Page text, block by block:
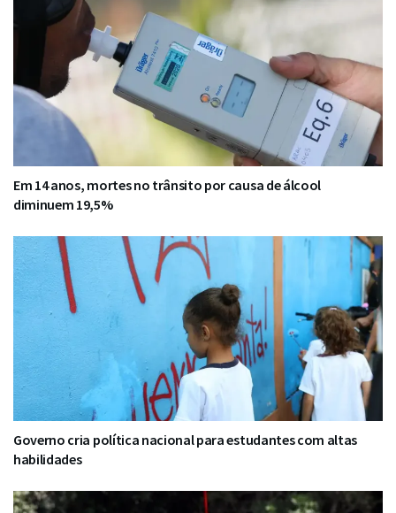
Em 14 anos, mortes no trânsito por causa de álcool
diminuem 19,5%
Governo cria política nacional para estudantes com altas
habilidades